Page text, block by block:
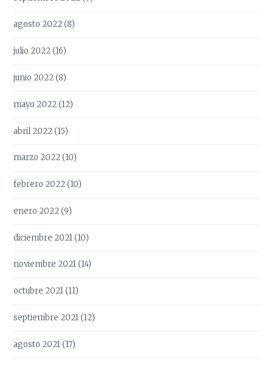
agosto 2022(8)
julio 2022(16)
junio 2022(8)
mayo 2022(12)
abril 2022(15)
marzo 2022(10)
febrero 2022(10)
enero 2022(9)
diciembre 2021(10)
noviembre 2021(14)
octubre 2021(11)
septiembre 2021(12)
agosto 2021(17)